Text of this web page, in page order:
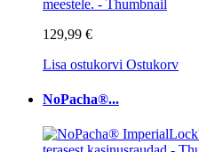
129,99 €
Lisa ostukorvi Ostukorv
NoPacha®...